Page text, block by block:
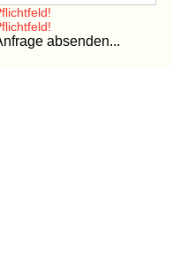
absenden...